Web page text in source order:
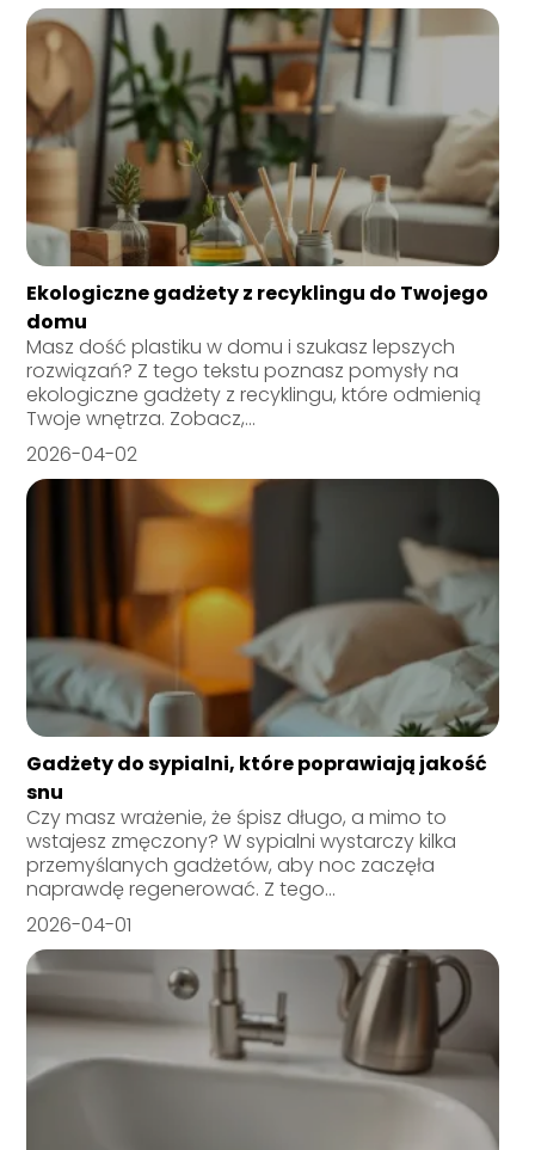
Ekologiczne gadżety z recyklingu do Twojego
domu
Masz dość plastiku w domu i szukasz lepszych
rozwiązań? Z tego tekstu poznasz pomysły na
ekologiczne gadżety z recyklingu, które odmienią
Twoje wnętrza. Zobacz,...
2026-04-02
Gadżety do sypialni, które poprawiają jakość
snu
Czy masz wrażenie, że śpisz długo, a mimo to
wstajesz zmęczony? W sypialni wystarczy kilka
przemyślanych gadżetów, aby noc zaczęła
naprawdę regenerować. Z tego...
2026-04-01